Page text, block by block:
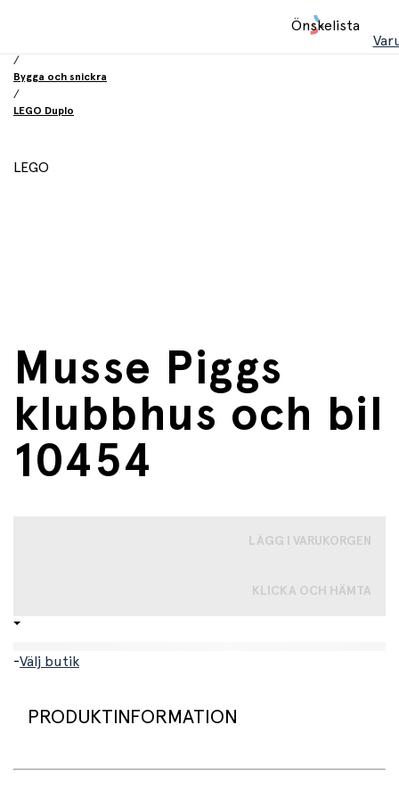
Önskelista
/
Bygga och snickra
/
LEGO Duplo
LEGO
Musse Piggs
klubbhus och bil
10454
LÄGG I VARUKORGEN
KLICKA OCH HÄMTA
-Välj butik
PRODUKTINFORMATION